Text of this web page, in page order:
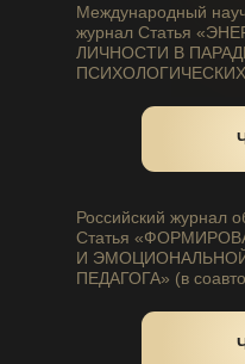
Российский журнал
Статья
И
ПЕДАГОГА» (в
Международный
журнал Статья
ЛИЧНОСТИ В